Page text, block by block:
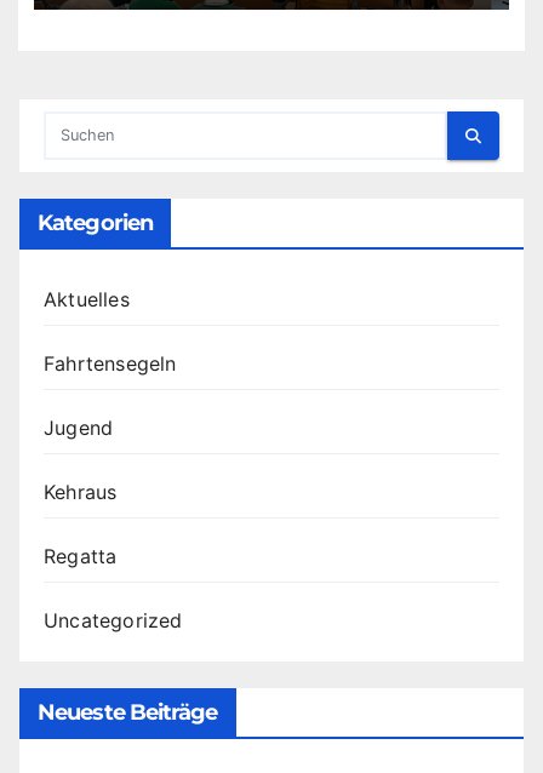
Kategorien
Aktuelles
Fahrtensegeln
Jugend
Kehraus
Regatta
Uncategorized
Neueste Beiträge